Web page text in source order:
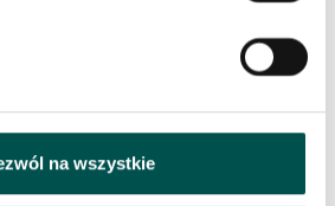
na wszystkie